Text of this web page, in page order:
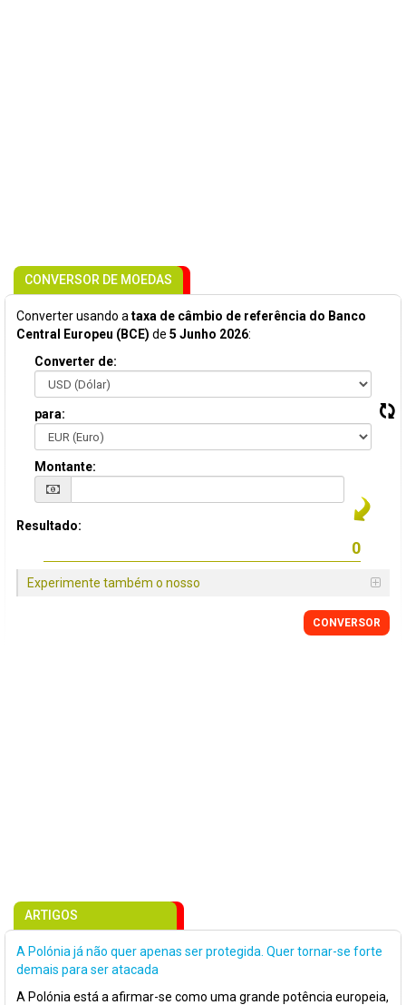
CONVERSOR DE MOEDAS
Converter usando a taxa de câmbio de referência do Banco
Central Europeu (BCE) de 5 Junho 2026:
Converter de:
para:
Montante:
Resultado:
Experimente também o nosso
CONVERSOR
ARTIGOS
A Polónia já não quer apenas ser protegida. Quer tornar-se forte
demais para ser atacada
A Polónia está a afirmar-se como uma grande potência europeia,